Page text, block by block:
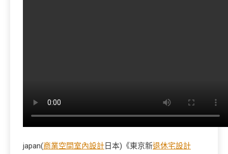
japan(商業空間室內設計日本)《東京新退休宅設計